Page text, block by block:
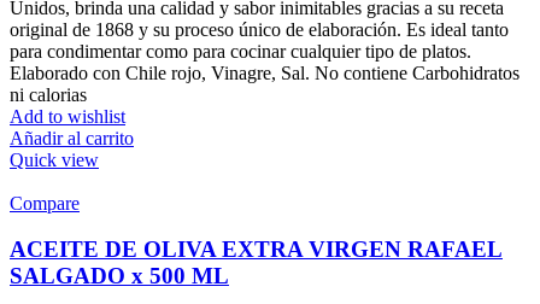
Unidos, brinda una calidad y sabor inimitables gracias a su receta
original de 1868 y su proceso único de elaboración. Es ideal tanto
para condimentar como para cocinar cualquier tipo de platos.
Elaborado con Chile rojo, Vinagre, Sal. No contiene Carbohidratos
ni calorias
Add to wishlist
Añadir al carrito
Quick view
Compare
ACEITE DE OLIVA EXTRA VIRGEN RAFAEL
SALGADO x 500 ML